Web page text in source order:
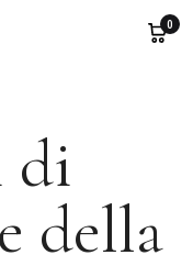
0
di
della